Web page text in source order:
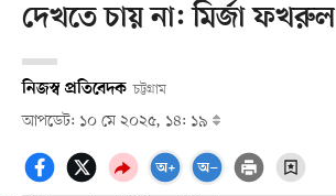
দেখতে চায় না: মির্জা ফখরুল
নিজস্ব প্রতিবেদক চট্টগ্রাম
আপডেট: ১০ মে ২০২৫, ১৪: ১৯